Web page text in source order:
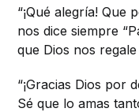
“¡Qué alegría! Que
nos dice siempre
que Dios nos
“¡Gracias Dios por
Sé que lo amas